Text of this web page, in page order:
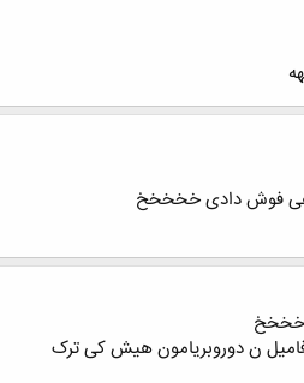
فوش دادی خخخخخ
خخخخ
ن دوروبریامون هیش کی ترک